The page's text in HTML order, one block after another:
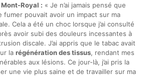
Royal : « Je n’ai jamais pensé que
fumer pouvait avoir un impact sur ma
Cela a été un choc lorsque j’ai consulté
avoir subi des douleurs incessantes à
discale. J’ai appris que le tabac avait
la régénération des tissus, rendant mes
aux lésions. Ce jour-là, j’ai pris la
une vie plus saine et de travailler sur ma